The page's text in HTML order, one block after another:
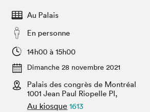
Espace médias
Espace exposant⋅e⋅s
Club de lecture Braindate
Planifier sa visite
Nous connaître
Projets partenaires 2022
Archives
Au Palais
En personne
14h00 à 15h00
Dimanche 28 novembre 2021
Palais des congrès de Montréal
1001 Jean Paul Riopelle Pl,
Au kiosque 1613